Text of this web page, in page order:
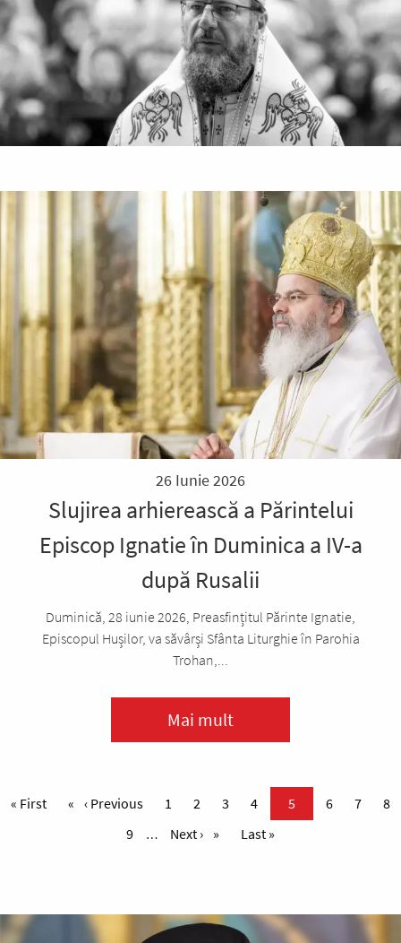
26 Iunie 2026
Slujirea arhierească a Părintelui
Episcop Ignatie în Duminica a IV-a
după Rusalii
Duminică, 28 iunie 2026, Preasfințitul Părinte Ignatie,
Episcopul Hușilor, va săvârși Sfânta Liturghie în Parohia
Trohan,...
Mai mult
Paginare
Prima pagină
« First Pagina anterioară
‹ Previous Page
1 Page
2 Page
3 Page
4 Pagina curentă
5 Page
6 Page
7
8
Page
9 … Pagina următoare
Next › Ultima pagină
Last »